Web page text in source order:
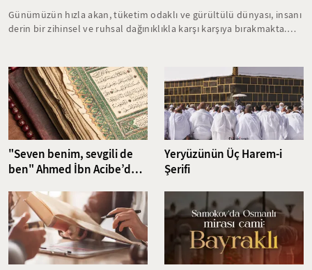
Günümüzün hızla akan, tüketim odaklı ve gürültülü dünyası, insanı
derin bir zihinsel ve ruhsal dağınıklıkla karşı karşıya bırakmakta.
güncelliğini korumakta. Bu çalışma, klasikten günümüze uzanan
ruhsal disiplin yöntemlerini ve bu yöntemlerin günümüz
dünyasındaki karşılıklarını ele alıyor.
"Seven benim, sevgili de
ben" Ahmed İbn Acibe’den
Yeryüzünün Üç Harem-i
Şerifi